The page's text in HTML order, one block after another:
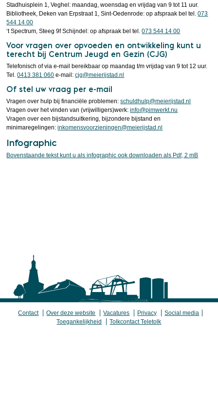
Stadhuisplein 1, Veghel: maandag, woensdag en vrijdag van 9 tot 11 uur.
Bibliotheek, Deken van Erpstraat 1, Sint-Oedenrode: op afspraak bel tel.073
544 14 00
‘t Spectrum, Steeg 9f Schijndel: op afspraak bel tel.073 544 14 00
Voor vragen over opvoeden en ontwikkeling kunt u
terecht bij Centrum Jeugd en Gezin (CJG)
Telefonisch of via e-mail bereikbaar op maandag t/m vrijdag van 9 tot 12 uur.
Tel.0413 381 060 e-mail:cjg@meierijstad.nl
Of stel uw vraag per e-mail
Vragen over hulp bij financiële problemen:schuldhulp@meierijstad.nl
Vragen over het vinden van (vrijwilligers)werk:info@pimwerkt.nu
Vragen over een bijstandsuitkering, bijzondere bijstand en
minimaregelingen:inkomensvoorzieningen@meierijstad.nl
Infographic
Bovenstaande tekst kunt u als infographic ook downloaden als Pdf, 2 mB
Contact Over deze website Vacatures Privacy
Social media
Toegankelijkheid
Tolkcontact Teletolk